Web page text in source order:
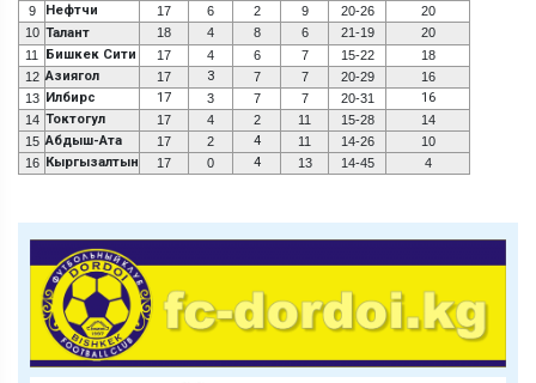
9 Нефтчи 17 6 2 9 20-26
20
10 Талант 18 4 8 6 21-19
20
11
Бишкек Сити 17 4 6 7 15-22
18
12 Азиягол 17 3 7 7 20-29
16
13 Илбирс 17 3 7 7 20-31 16
14 Токтогул 17 4 2 11 15-28
14
15 Абдыш-Ата 17 2 4 11 14-26
10
16 Кыргызалтын 17 0 4 13 14-45 4